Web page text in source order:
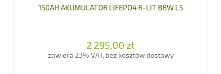
150AH AKUMULATOR LIFEPO4 R-LIT BBW L5
2 295,00 zł
zawiera 23% VAT, bez kosztów dostawy